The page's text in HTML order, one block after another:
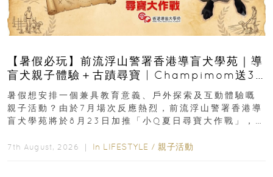
【暑假必玩】前流浮山警署香港導盲犬學苑｜導
盲犬親子體驗＋古蹟尋寶 | Champimom送3
組免費名額
暑假想安排一個兼具教育意義、戶外探索及互動體驗嘅
親子活動？由於7月場次反應熱烈，前流浮山警署香港導
盲犬學苑將於8月23日加推「小Q夏日尋寶大作戰」，家
7th August, 2026 ｜ In LIFESTYLE / 親子活動